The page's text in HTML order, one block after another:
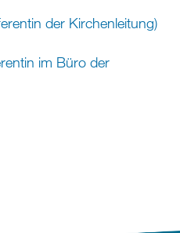
der Kirchenleitung)
im Büro der